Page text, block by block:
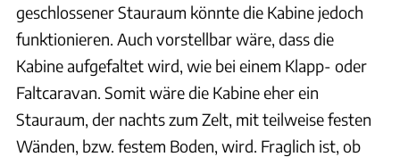
geschlossener Stauraum könnte die Kabine jedoch
funktionieren. Auch vorstellbar wäre, dass die
Kabine aufgefaltet wird, wie bei einem Klapp- oder
Faltcaravan. Somit wäre die Kabine eher ein
Stauraum, der nachts zum Zelt, mit teilweise festen
Wänden, bzw. festem Boden, wird. Fraglich ist, ob